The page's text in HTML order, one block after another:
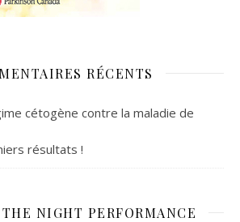
RÉCENTS
cétogène contre la maladie de
résultats !
NIGHT PERFORMANCE